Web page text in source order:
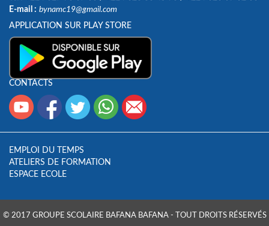
E-mail : bynamc19@gmail.com
APPLICATION SUR PLAY STORE
CONTACTS
EMPLOI DU TEMPS
ATELIERS DE FORMATION
ESPACE ECOLE
© 2017 GROUPE SCOLAIRE BAFANA BAFANA - TOUT DROITS RÉSERVÉS